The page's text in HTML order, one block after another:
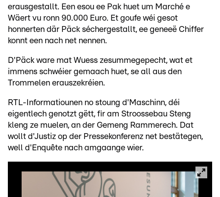
erausgestallt. Een esou ee Pak huet um Marché e
Wäert vu ronn 90.000 Euro. Et goufe wéi gesot
honnerten där Päck séchergestallt, ee geneeë Chiffer
konnt een nach net nennen.
D'Päck ware mat Wuess zesummegepecht, wat et
immens schwéier gemaach huet, se all aus den
Trommelen erauszekréien.
RTL-Informatiounen no stoung d'Maschinn, déi
eigentlech genotzt gëtt, fir am Stroossebau Steng
kleng ze muelen, an der Gemeng Rammerech. Dat
wollt d'Justiz op der Pressekonferenz net bestätegen,
well d'Enquête nach amgaange wier.